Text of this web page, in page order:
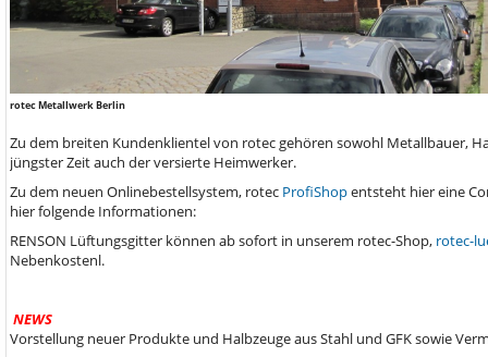
rotec Metallwerk Berlin
Zu dem breiten Kundenklientel von rotec gehören sowohl Metallbauer,
jüngster Zeit auch der versierte Heimwerker.
Zu dem neuen Onlinebestellsystem, rotec ProfiShopentsteht hier eine
hier folgende Informationen:
RENSON Lüftungsgitter können ab sofort in unserem rotec-Shop, rotec-
Nebenkostenl.
NEWS
Vorstellung neuer Produkte und Halbzeuge aus Stahl und GFK sowie